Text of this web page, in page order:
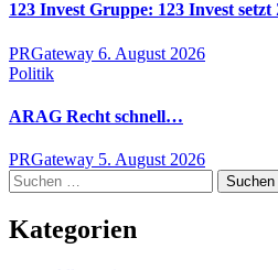
123 Invest Gruppe: 123 Invest
PRGateway 6. August 2026
Politik
ARAG Recht schnell…
PRGateway 5. August 2026
Suchen
nach:
Kategorien